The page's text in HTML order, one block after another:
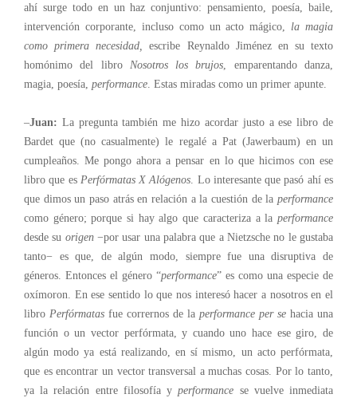
ahí surge todo en un haz conjuntivo: pensamiento, poesía, baile,
intervención corporante, incluso como un acto mágico, la magia
como primera necesidad,
escribe Reynaldo Jiménez en su texto
homónimo del libro Nosotros los brujos , emparentando danza,
magia, poesía, performance . Estas miradas como un primer apunte.
–Juan: La pregunta también me hizo acordar justo a ese libro de
Bardet que (no casualmente) le regalé a Pat (Jawerbaum) en un
cumpleaños. Me pongo ahora a pensar en lo que hicimos con ese
libro que es Perfórmatas X Alógenos . Lo interesante que pasó ahí es
que dimos un paso atrás en relación a la cuestión de la performance
como género; porque si hay algo que caracteriza a la performance
desde su origen−por usar una palabra que a Nietzsche no le gustaba
tanto− es que, de algún modo, siempre fue una disruptiva de
géneros. Entonces el género “performance” es como una especie de
oxímoron. En ese sentido lo que nos interesó hacer a nosotros en el
libro Perfórmatas fue corrernos de la performance per se hacia una
función o un vector perfórmata, y cuando uno hace ese giro, de
algún modo ya está realizando, en sí mismo, un acto perfórmata,
que es encontrar un vector transversal a muchas cosas. Por lo tanto,
ya la relación entre filosofía yperformance se vuelve inmediata